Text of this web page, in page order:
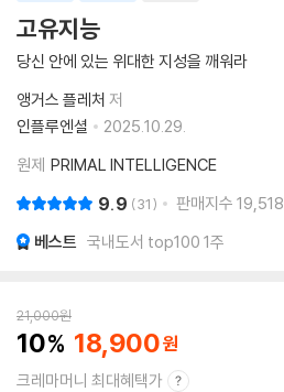
고유지능
당신 안에 있는 위대한 지성을 깨워라
앵거스 플레처 저
인플루엔셜
2025.10.29.
원제 PRIMAL INTELLIGENCE
9.9 31 판매지수 19,518
베스트 국내도서 top100 1주
21,000원
10 18,900
크레마머니 최대혜택가